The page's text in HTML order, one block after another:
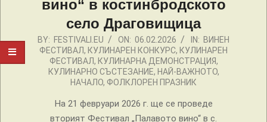
вино“ в костинбродското
село Драговищица
2026-
02-
BY: FESTIVALI.EU ON: 06.02.2026 IN: ВИНЕН
ФЕСТИВАЛ, КУЛИНАРЕН КОНКУРС, КУЛИНАРЕН
ФЕСТИВАЛ, КУЛИНАРНА ДЕМОНСТРАЦИЯ,
КУЛИНАРНО СЪСТЕЗАНИЕ, НАЙ-ВАЖНОТО,
НАЧАЛО, ФОЛКЛОРЕН ПРАЗНИК
На 21 февруари 2026 г. ще се проведе
вторият Фестивал „Палавото вино“ в с.